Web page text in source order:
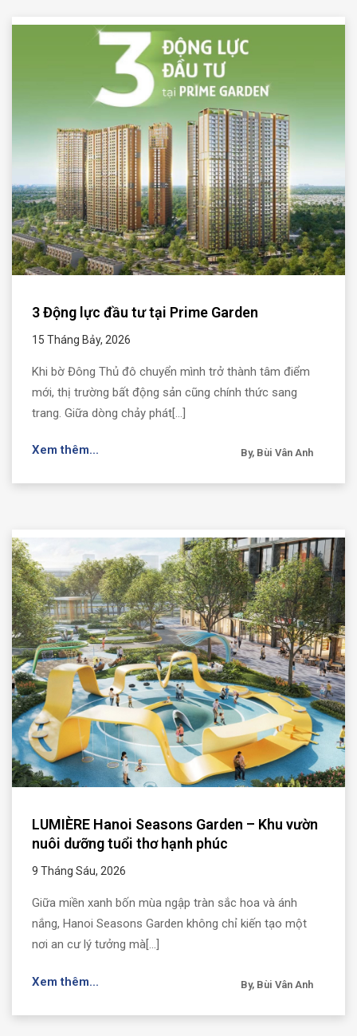
3 Động lực đầu tư tại Prime Garden
15 Tháng Bảy, 2026
Khi bờ Đông Thủ đô chuyển mình trở thành tâm điểm
mới, thị trường bất động sản cũng chính thức sang
trang. Giữa dòng chảy phát[...]
Xem thêm... By, Bùi Vân Anh
LUMIÈRE Hanoi Seasons Garden – Khu vườn
nuôi dưỡng tuổi thơ hạnh phúc
9 Tháng Sáu, 2026
Giữa miền xanh bốn mùa ngập tràn sắc hoa và ánh
nắng, Hanoi Seasons Garden không chỉ kiến tạo một
nơi an cư lý tưởng mà[...]
Xem thêm... By, Bùi Vân Anh